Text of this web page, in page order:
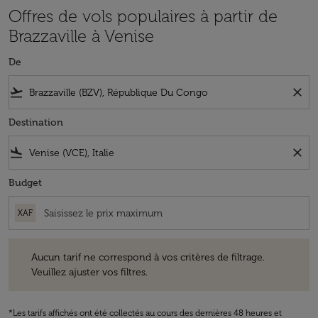
Offres de vols populaires à partir de
Brazzaville à Venise
De
flight_takeoff close
Destination
flight_land close
Budget
XAF
Aucun tarif ne correspond à vos critères de filtrage.
Veuillez ajuster vos filtres.
*Les tarifs affichés ont été collectés au cours des dernières 48 heures et